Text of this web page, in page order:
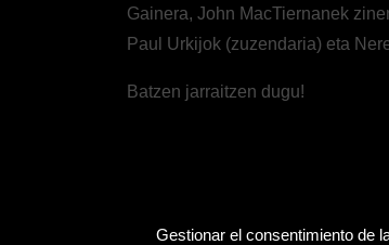
Gestionar el consentimiento de
Gainera, John MacTiernanek
Paul Urkijok (zuzendaria) eta
Batzen jarraitzen dugu!